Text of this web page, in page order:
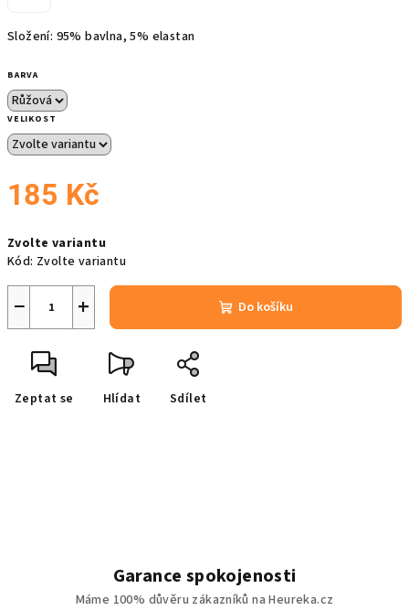
Složení: 95% bavlna, 5% elastan
BARVA
VELIKOST
185 Kč
cena:
Zvolte variantu
Kód: Zvolte variantu
+
− Do košíku
Zeptat se Hlídat Sdílet
Garance spokojenosti
Máme 100% důvěru zákazníků na Heureka.cz